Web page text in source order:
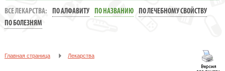
ВСЕ ЛЕКАРСТВА: ПО АЛФАВИТУ ПО НАЗВАНИЮ
ПО ЛЕЧЕБНОМУ СВОЙСТВУ
ПО БОЛЕЗНЯМ
Главная страница Лекарства